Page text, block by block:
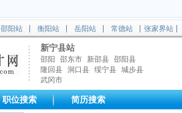
邵阳站 衡阳站 岳阳站 常德站 张家界站
新宁县站
邵阳 邵东市 新邵县 邵阳县
隆回县 洞口县 绥宁县 城步县
武冈市
职位搜索 简历搜索